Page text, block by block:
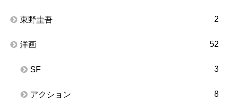
東野圭吾 2
洋画 52
SF 3
アクション 8